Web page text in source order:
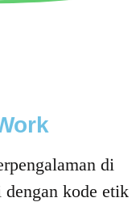
di
dengan kode etik